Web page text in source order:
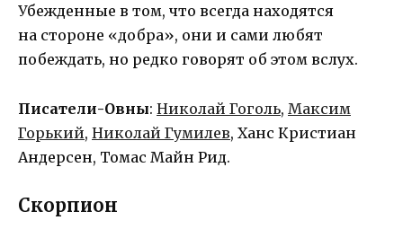
Убежденные в том, что всегда находятся
на стороне «добра», они и сами любят
побеждать, но редко говорят об этом вслух.
Писатели-Овны: Николай Гоголь, Максим
Горький, Николай Гумилев, Ханс Кристиан
Андерсен, Томас Майн Рид.
Скорпион